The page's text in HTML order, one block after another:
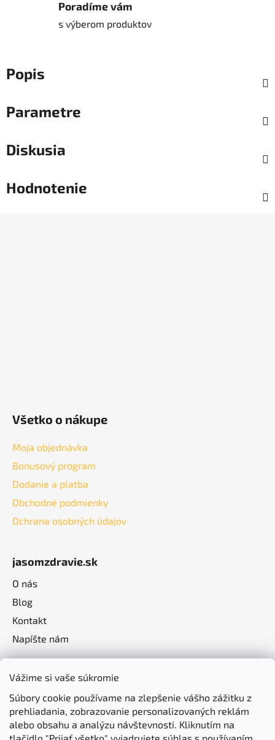
Vážime si vaše súkromie
Súbory cookie používame na zlepšenie vášho zážitku z
prehliadania, zobrazovanie personalizovaných reklám
alebo obsahu a analýzu návštevnosti. Kliknutím na
Poradíme vám
s výberom produktov
Popis
Parametre
Diskusia
Hodnotenie
Všetko o nákupe
Moja objednávka
Bonusový program
Dodanie a platba
Obchodné podmienky
Ochrana osobných údajov
jasomzdravie.sk
O nás
Blog
Kontakt
Napíšte nám